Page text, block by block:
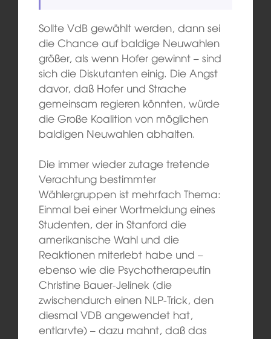
Sollte VdB gewählt werden, dann sei
die Chance auf baldige Neuwahlen
größer, als wenn Hofer gewinnt – sind
sich die Diskutanten einig. Die Angst
davor, daß Hofer und Strache
gemeinsam regieren könnten, würde
die Große Koalition von möglichen
baldigen Neuwahlen abhalten.
Die immer wieder zutage tretende
Verachtung bestimmter
Wählergruppen ist mehrfach Thema:
Einmal bei einer Wortmeldung eines
Studenten, der in Stanford die
amerikanische Wahl und die
Reaktionen miterlebt habe und –
ebenso wie die Psychotherapeutin
Christine Bauer-Jelinek (die
zwischendurch einen NLP-Trick, den
diesmal VDB angewendet hat,
entlarvte) – dazu mahnt, daß das